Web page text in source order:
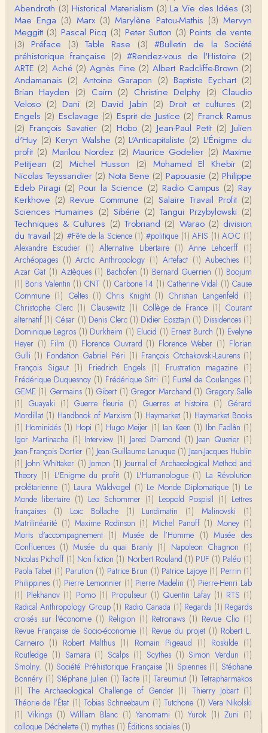
e ne comp…
roland chaudat
Merci de relever ma généralisation hâtive en ce qu
i concerne une hypothétique proportion relative e
n…
Christophe Darmangeat
Pour ce qui est des effets de la variole, ils ont en
effet été catastrophiques 'une manière géné…
Roland Chaudat
L'histoire des populations autochtones profite certai
nement de ces reconstitutions dont la visit…
Anonymous
Je viens de regarder une vidéo de Pascal Picq sur
"le blob" à l'instant. Mon premier r…
Yves Le Dantec
En effet, par "hiérarchie" j'entendais surtout ce que
tu entends dans ton second point…
Claude Julien
« Nous n’avons pas cessé, de toute évidence, d’êt
re ‘ethnocentriques’. Mais nous n’en sommes pas m
oi…
Christophe Darmangeat
Encore une fois, l'histoire de la hiérarchie ne me s
emble pas être le bon angle de discussion – …
Christophe Darmangeat
Évidemment, de toute façon c'est toujours de ma f
aute. ;-)
Damian
Merci de ta réponse ! Pour les pénis, c'est de cell
es qu'on écarte, car dans une société pat…
Yves Le Dantec
Affligeant, ce documentaire. Ca me fait me deman
der : est-ce que tenter de revoir l'histoire des…
Boudjemaa Sedira
Merci pour cet article méthodique. En effet, les "b
âtons-à-fouir" qu'on a pu trouver a…
Momo
BonjourCette question de la remise en cause de l'i
mage classique de sociétés vivant essentiellem…
Anonymous
Merci pour votre conférence au collège de France
sur les femmes préhistoriques et la chasse, très c
l…
Anonymous
Bonjour,Merci pour l'article.Vous dîtes : "Pourquoi,
en tant qu’êtres humains, devrions-nou…
Christophe Darmangeat
Envoyez moi un mail : cdarmangeat@gmail.com
Abendroth (3) Historical Materialism (3) La Vie des Idées (3)
Mae Enga (3) Marx (3) Marylène Patou-Mathis (3) Mervyn
Meggitt (3) Pascal Picq (3) Peter Sutton (3) Points de vente
(3) Préface (3) Table Rase (3) #Bulletin de la Société
préhistorique française (2) #Rendez-vous de l'Histoire (2)
ARTE (2) Aché (2) Agnès Fine (2) Albert Radcliffe-Brown (2)
Andamanais (2) Antoine Garapon (2) Baptiste Eychart (2)
Brian Hayden (2) Cairn (2) Christine Delphy (2) Claudio
Veloso (2) Dani (2) David Jabin (2) Droit et cultures (2)
Engels (2) Esclavage (2) Esprit de Justice (2) Franck Ramus
(2) François Savatier (2) Hobo (2) Jean-Paul Petit (2) Julien
d'Huy (2) Keryn Walshe (2) L'Anticapitaliste (2) L'Énigme du
profit (2) Marilou Nordez (2) Maurice Godelier (2) Maxime
Petitjean (2) Michel Husson (2) Mohamed El Khebir (2)
Nicolas Teyssandier (2) Nota Bene (2) Papouasie (2) Philippe
Edeb Piragi (2) Pour la Science (2) Radio Campus (2) Ray
Kerkhove (2) Revue Commune (2) Salaire Travail Profit (2)
Sciences Humaines (2) Sibérie (2) Tangui Przybylowski (2)
Techniques & Cultures (2) Trobriand (2) Warao (2) division
du travail (2) #Fête de la Science (1) #politique (1) AFIS (1) AOC (1)
Alexandre Escudier (1) Alternative Libertaire (1) Anne Lehoerff (1)
Archéopages (1) Arctic Anthropology (1) Artefact (1) Aubechies (1)
Azar Gat (1) Aztèques (1) Bachofen (1) Bernard Guerrien (1) Boojum
(1) Boris Valentin (1) CNT (1) Carbone 14 (1) Catherine Vidal (1) Cause
Commune (1) Celtes (1) Chris Knight (1) Christian Langenfeld (1)
Christophe Clerc (1) Clausewitz (1) Collège de France (1) Courant
alternatif (1) César (1) Denis Clerc (1) Didier Epsztajn (1) Dissidences (1)
Dominique Legros (1) Durkheim (1) Elucid (1) Ernest Burch (1) Evelyne
Heyer (1) Film (1) Florence Ouvrard (1) Florence Weber (1) Florian
Gulli (1) Fondation Gabriel Péri (1) François Otchakovski-Laurens (1)
François Sigaut (1) Friedrich Engels (1) Frustration magazine (1)
Frédérique Duquesnoy (1) Frédérique Sitri (1) Fustel de Coulanges (1)
GEME (1) Germains (1) Gibert (1) Gregor Marchand (1) Gregory Salle
(1) Guayaki (1) Guerre fleurie (1) Guerres et histoire (1) Gérard
Mordillat (1) Handbook of Marxism (1) Haymarket (1) Haymarket Books
(1) Hominidés (1) Hopi (1) Hugo Meijer (1) Ian Keen (1) Ibn Fadlân (1)
Igor Martinache (1) Interview (1) Jared Diamond (1) Jean Quetier (1)
Jean-François Dortier (1) Jean-Guillaume Lanuque (1) Jean-Jacques Hublin
(1) John Whittaker (1) Jomon (1) Journal of Archaeological Method and
Theory (1) L'Enigme du profit (1) L'Humanologue (1) La Révolution
prolétarienne (1) Laura Waldvogel (1) Le Monde Diplomatique (1) Le
Monde libertaire (1) Leo Schommer (1) Leopold Pospisil (1) Lettres
françaises
(1) Loïc Bollache (1) Lundimatin (1) Malinovski
(1)
Matrilinéarité (1) Maxime Rodinson (1) Michel Panoff (1) Money (1)
Morts d'accompagnement (1) Musée de l'Homme (1) Musée des
Confluences (1) Musée du quai Branly (1) Napoleon Chagnon (1)
Nicolas Pichoff (1) Non fiction (1) Norbert Rouland (1) PUF (1) Paléo (1)
Paola Tabet (1) Parution (1) Patrice Brun (1) Patrice Lajoye (1) Perrin (1)
Philippines (1) Pierre Lemonnier (1) Pierre Madelin (1) Pierre-Henri Lab
(1) Plekhanov (1) Pomo (1) Propulseur (1) Quentin Lafay (1) RTS (1)
Radical Anthropology Group (1) Radio Canada (1) Regards (1) Regards
croisés sur l'économie (1) Religion (1) Retronaws (1) Revue Clio (1)
Revue Française de Socio-économie (1) Revue du projet (1) Robert L.
Carneiro (1) Robert Malthus (1) Romain Pigeaud (1) Roskilde (1)
Routledge (1) Samara (1) Scalps (1) Scythes (1) Simon Verdun (1)
Smolny. (1) Société Préhistorique Française (1) Spiennes (1) Stéphane
Bonnéry (1) Stéphane Julien (1) Tacite (1) Tareumiut (1) Tetrapharmakos
(1) The Archaeological Challenge of Gender (1) Thierry Jobart (1)
Théorie de l'État (1) Tobias Schneebaum (1) Tutchone (1) Vera Nikolski
(1) Vikings (1) William Blanc (1) Yanomami (1) Yurok (1) Zuni (1)
colloque Déchelette (1) mythes (1) Éditions sociales (1)